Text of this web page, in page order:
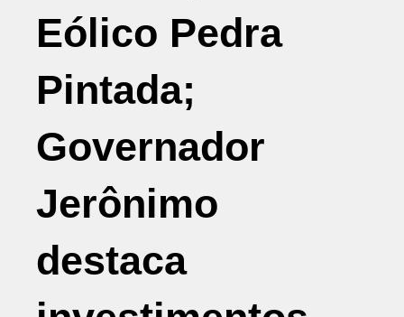
Eólico Pedra
Pintada;
Governador
Jerônimo
destaca